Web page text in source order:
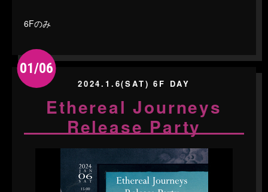
6Fのみ
01/06
2024.1.6(SAT) 6F DAY
Ethereal Journeys
Release Party